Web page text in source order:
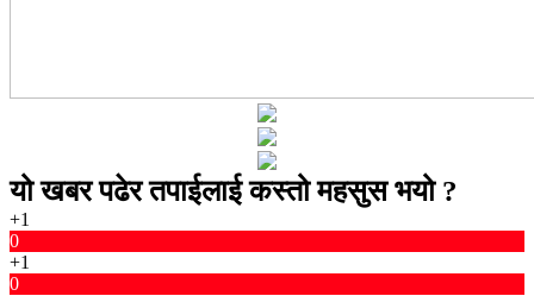
यो खबर पढेर तपाईलाई कस्तो महसुस भयो ?
+1
0
+1
0